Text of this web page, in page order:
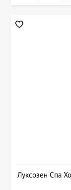
Луксозен Спа